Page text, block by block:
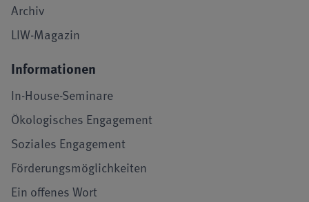
Archiv
LIW-Magazin
Informationen
In-House-Seminare
Ökologisches Engagement
Soziales Engagement
Förderungsmöglichkeiten
Ein offenes Wort